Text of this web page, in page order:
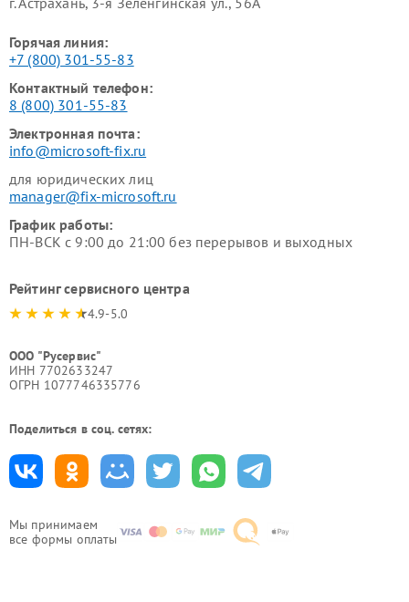
Мы принимаем
все формы оплаты
Горячая линия:
+7 (800) 301-55-83
Контактный телефон:
8 (800) 301-55-83
Электронная почта:
info@microsoft-fix.ru
для юридических лиц
manager@fix-microsoft.ru
График работы:
ПН-ВСК с 9:00 до 21:00 без перерывов и выходных
Рейтинг сервисного центра
4.9-5.0
ООО "Русервис"
ИНН 7702633247
ОГРН 1077746335776
Поделиться в соц. сетях: